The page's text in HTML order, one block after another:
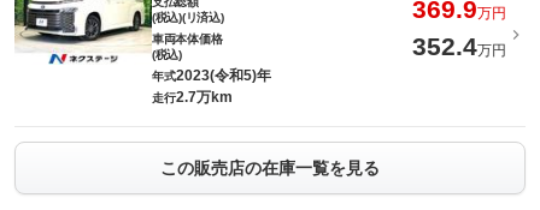
(税込)(リ済込)
369.9万円
車両本体価格
(税込)
352.4万円
年式2023(令和5)年
走行2.7万km
この販売店の在庫一覧を見る